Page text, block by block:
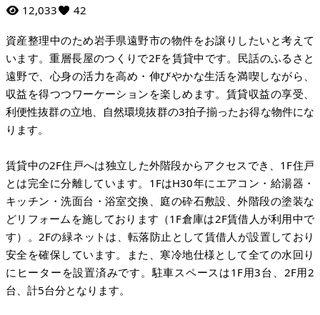
12,033 42
資産整理中のため岩手県遠野市の物件をお譲りしたいと考えて
います。重層長屋のつくりで2Fを賃貸中です。民話のふるさと
遠野で、心身の活力を高め・伸びやかな生活を満喫しながら、
収益を得つつワーケーションを楽しめます。賃貸収益の享受、
利便性抜群の立地、自然環境抜群の3拍子揃ったお得な物件にな
ります。
賃貸中の2F住戸へは独立した外階段からアクセスでき、1F住戸
とは完全に分離しています。1FはH30年にエアコン・給湯器・
キッチン・洗面台・浴室交換、庭の砕石敷設、外階段の塗装な
どリフォームを施しております（1F倉庫は2F賃借人が利用中で
す）。2Fの緑ネットは、転落防止として賃借人が設置しており
安全を確保しています。また、寒冷地仕様として全ての水回り
にヒーターを設置済みです。駐車スペースは1F用3台、2F用2
台、計5台分となります。